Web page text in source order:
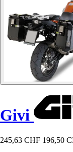
Givi
245,63 CHF 196,50